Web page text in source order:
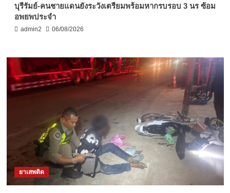
บุรีรัมย์-คนชายแดนยังระวังเตรียมพร้อมหากรบรอบ 3 นร ซ้อม
อพยพประจำ
admin2 06/08/2026
ยาเสพติด